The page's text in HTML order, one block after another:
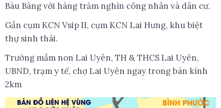
Bàu Bàng với hàng trăm nghìn công nhân và dân cư.
Gần cụm KCN Vsip II, cụm KCN Lai Hưng, khu biệt
thự sinh thái.
Trường mầm non Lai Uyên, TH & THCS Lai Uyên,
UBND, trạm y tế, chợ Lai Uyên ngay trong bán kính
2km